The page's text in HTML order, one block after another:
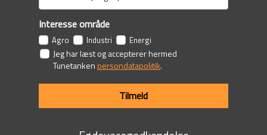
Interesse område
Agro Industri Energi
Jeg har læst og accepterer hermed
Tunetankenpersondatapolitik.
Tilmeld